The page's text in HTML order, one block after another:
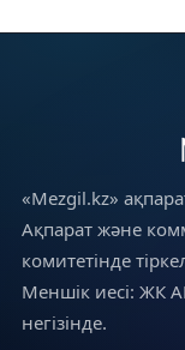
«Mezgil.kz»
Ақпарат және
комитетінде
Меншік иесі: ЖК
негізінде.